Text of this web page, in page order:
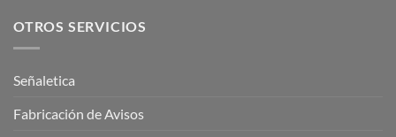
OTROS SERVICIOS
Señaletica
Fabricación de Avisos